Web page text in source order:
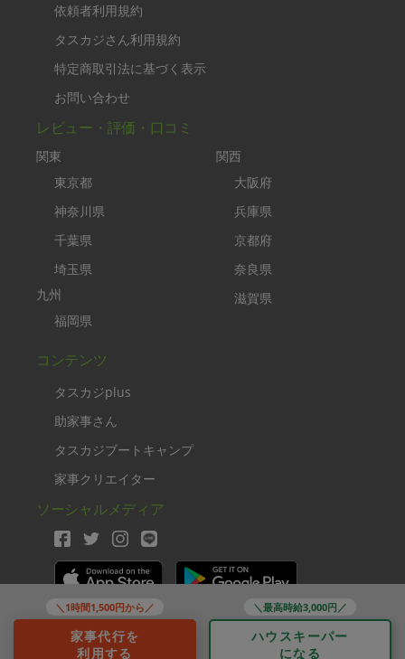
＼1時間1,500円から／
家事代行を
利用する
＼最高時給3,000円／
ハウスキーパー
になる
依頼者利用規約
タスカジさん利用規約
特定商取引法に基づく表示
お問い合わせ
レビュー・評価・口コミ
関東
東京都
神奈川県
千葉県
埼玉県
九州
福岡県
関西
大阪府
兵庫県
京都府
奈良県
滋賀県
コンテンツ
タスカジplus
助家事さん
タスカジブートキャンプ
家事クリエイター
ソーシャルメディア